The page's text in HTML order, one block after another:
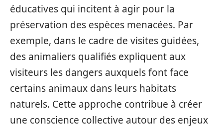
éducatives qui incitent à agir pour la
préservation des espèces menacées. Par
exemple, dans le cadre de visites guidées,
des animaliers qualifiés expliquent aux
visiteurs les dangers auxquels font face
certains animaux dans leurs habitats
naturels. Cette approche contribue à créer
une conscience collective autour des enjeux